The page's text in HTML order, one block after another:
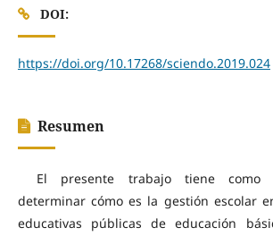
DOI:
https://doi.org/10.17268/sciendo.2019.024
Resumen
El presente trabajo tiene como
determinar cómo es la gestión escolar
educativas públicas de educación